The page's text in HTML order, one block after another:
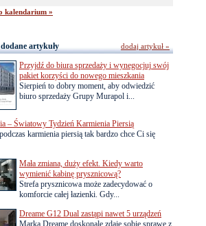
kalendarium »
artykuły
Przyjdź do biura sprzedaży i wynegocjuj swój
pakiet korzyści do nowego mieszkania
Sierpień to dobry moment, aby odwiedzić
biuro sprzedaży Grupy Murapol i...
– Światowy Tydzień Karmienia Piersią
karmienia piersią tak bardzo chce Ci się
Mała zmiana, duży efekt. Kiedy warto
wymienić kabinę prysznicową?
Strefa prysznicowa może zadecydować o
komforcie całej łazienki. Gdy...
Dreame G12 Dual zastąpi nawet 5 urządzeń
Marka Dreame doskonale zdaje sobie sprawę z
dodaj artykuł »